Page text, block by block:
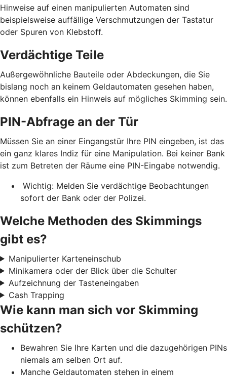
Hinweise auf einen manipulierten Automaten sind
beispielsweise auffällige Verschmutzungen der Tastatur
oder Spuren von Klebstoff.
Verdächtige Teile
Außergewöhnliche Bauteile oder Abdeckungen, die Sie
bislang noch an keinem Geldautomaten gesehen haben,
können ebenfalls ein Hinweis auf mögliches Skimming sein.
PIN-Abfrage an der Tür
Müssen Sie an einer Eingangstür Ihre PIN eingeben, ist das
ein ganz klares Indiz für eine Manipulation. Bei keiner Bank
ist zum Betreten der Räume eine PIN-Eingabe notwendig.
Wichtig: Melden Sie verdächtige Beobachtungen
sofort der Bank oder der Polizei.
Welche Methoden des Skimmings
gibt es?
Manipulierter Karteneinschub
Minikamera oder der Blick über die Schulter
Aufzeichnung der Tasteneingaben
Cash Trapping
Wie kann man sich vor Skimming
schützen?
Bewahren Sie Ihre Karten und die dazugehörigen PINs
niemals am selben Ort auf.
Manche Geldautomaten stehen in einem